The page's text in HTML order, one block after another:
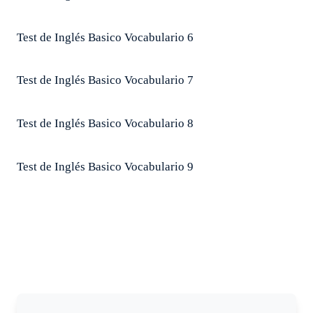
Test de Inglés Basico Vocabulario 6
Test de Inglés Basico Vocabulario 7
Test de Inglés Basico Vocabulario 8
Test de Inglés Basico Vocabulario 9